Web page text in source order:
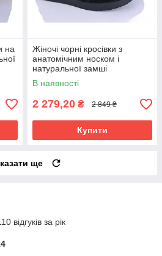
на
Жіночі чорні кросівки з
анатомічним носком і
натуральної замші
В наявності
2 279,20 ₴ 2 849 ₴
Купити
ще
відгуків за рік